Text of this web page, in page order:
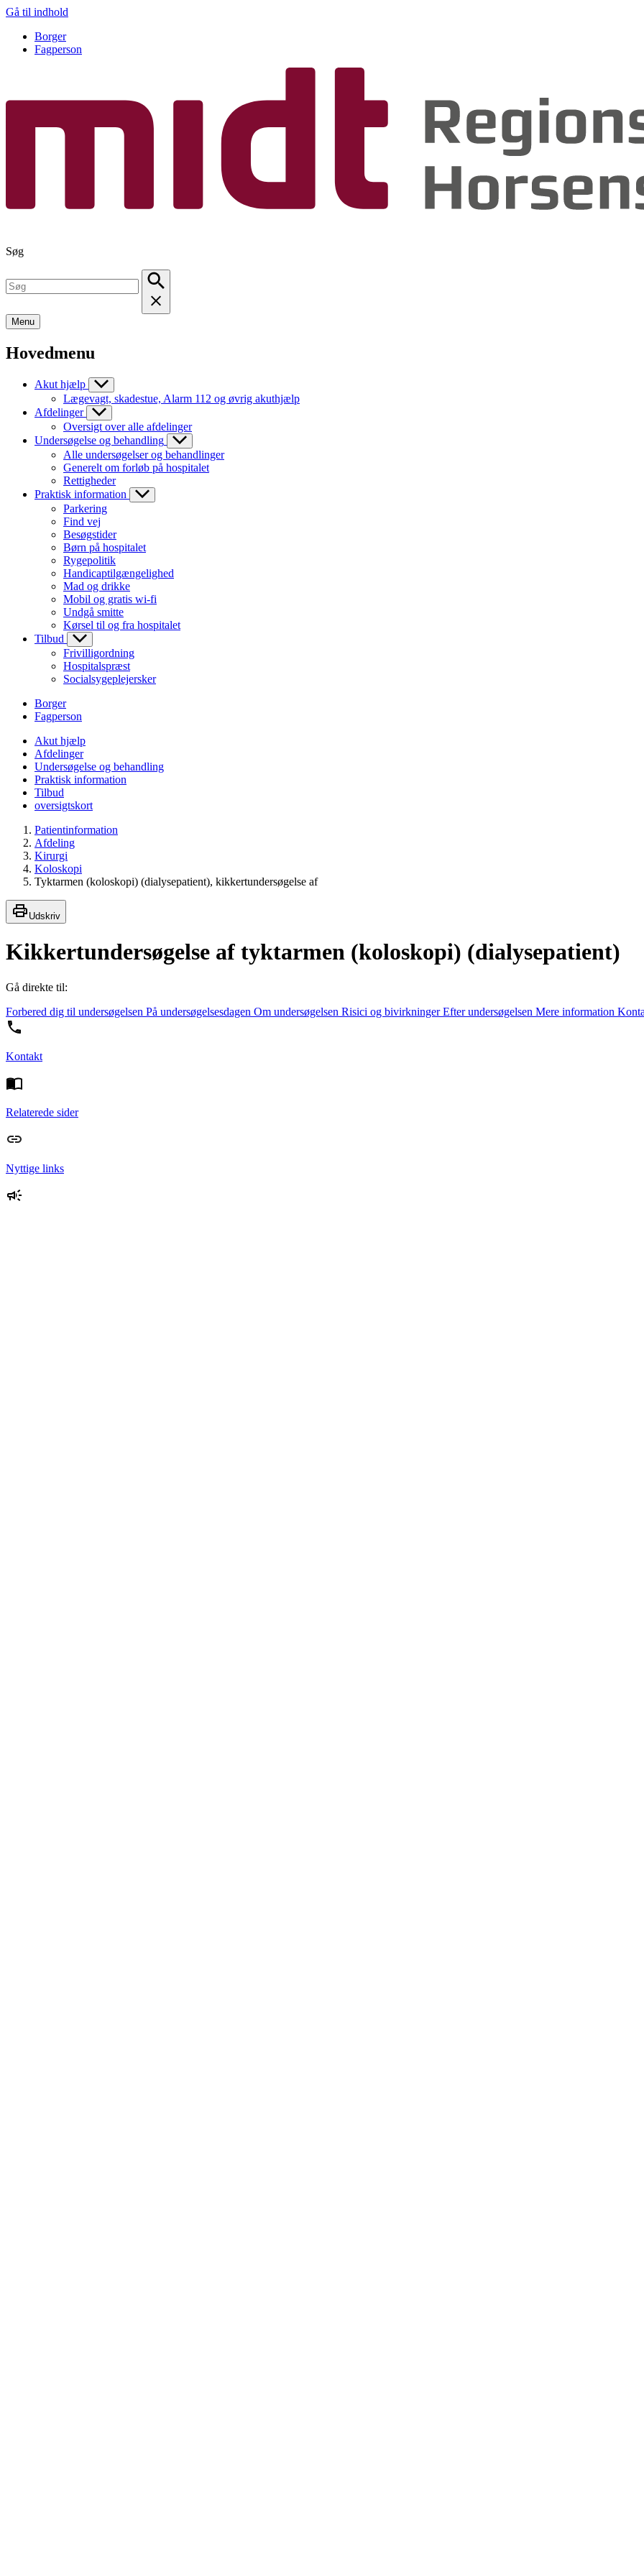
Gå til indhold
Borger
Fagperson
Søg
Menu
Hovedmenu
Akut hjælp
Lægevagt, skadestue, Alarm 112 og øvrig akuthjælp
Afdelinger
Oversigt over alle afdelinger
Undersøgelse og behandling
Alle undersøgelser og behandlinger
Generelt om forløb på hospitalet
Rettigheder
Praktisk information
Parkering
Find vej
Besøgstider
Børn på hospitalet
Rygepolitik
Handicaptilgængelighed
Mad og drikke
Mobil og gratis wi-fi
Undgå smitte
Kørsel til og fra hospitalet
Tilbud
Frivilligordning
Hospitalspræst
Socialsygeplejersker
Borger
Fagperson
Akut hjælp
Afdelinger
Undersøgelse og behandling
Praktisk information
Tilbud
oversigtskort
Patientinformation
Afdeling
Kirurgi
Koloskopi
Tyktarmen (koloskopi) (dialysepatient), kikkertundersøgelse af
Udskriv
Kikkertundersøgelse af tyktarmen (koloskopi) (dialysepatient)
Gå direkte til:
Forbered dig til undersøgelsen På undersøgelsesdagen Om undersøgelsen Risici og bivirkningerEfter undersøgelsen Mere information
Kontakt
Relaterede sider
Nyttige links